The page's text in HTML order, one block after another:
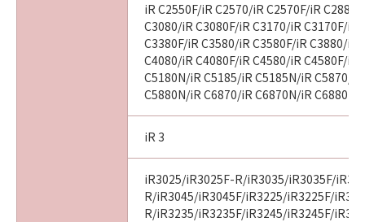
iR C2550F/iR C2570/iR C2570F/iR
C3080/iR C3080F/iR C3170/iR C3170F/iR
C3380F/iR C3580/iR C3580F/iR C3880/iR
C4080/iR C4080F/iR C4580/iR C4580F/iR
C5180N/iR C5185/iR C5185N/iR C5870/
C5880N/iR C6870/iR C6870N/iR C6880N
iR 3
iR3025/iR3025F-R/iR3035/iR3035F/
R/iR3045/iR3045F/iR3225/iR3225F/
R/iR3235/iR3235F/iR3245/iR3245F/